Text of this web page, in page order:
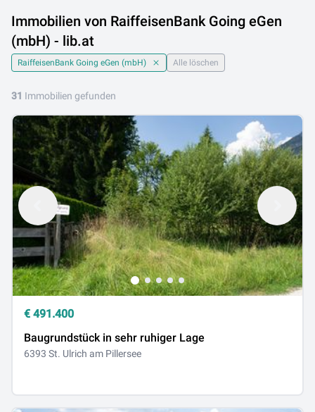
Immobilien von RaiffeisenBank Going eGen
(mbH) - lib.at
RaiffeisenBank Going eGen (mbH) Alle löschen
31 Immobilien gefunden
€ 491.400
Baugrundstück in sehr ruhiger Lage
6393 St. Ulrich am Pillersee